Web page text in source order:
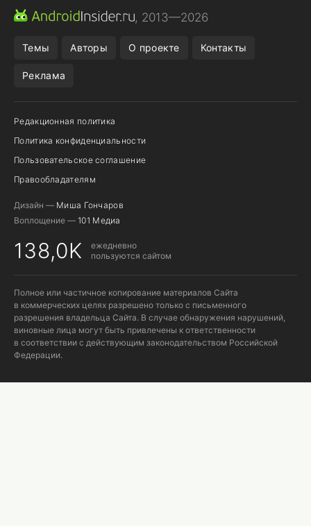
MAX ИЗ RUSTORE
, 2013—2026
Темы Авторы О проекте Контакты
Реклама
Редакционная политика
Политика конфиденциальности
Пользовательское соглашение
Правообладателям
Дизайн — Миша Гончаров
Воплощение — 101 Медиа
138,0K
ежедневно
пользуются сайтом
Полное или частичное копирование материалов Сайта
в коммерческих целях разрешено только с письменного
разрешения владельца Сайта. В случае обнаружения нарушений,
виновные лица могут быть привлечены к ответственности
в соответствии с действующим законодательством Российской
Федерации.